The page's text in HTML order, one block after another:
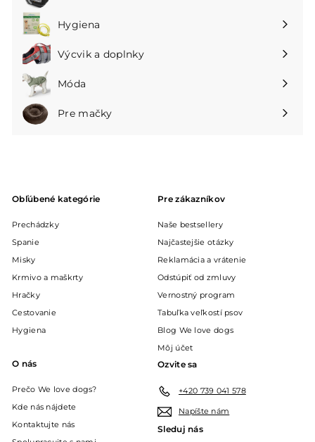
podmenu
Hygiena
Rozbaliť
podmenu
Výcvik a doplnky
Rozbaliť
podmenu
Móda
Rozbaliť
podmenu
Pre mačky
Rozbaliť
Obľúbené kategórie
Prechádzky
Spanie
Misky
Krmivo a maškrty
Hračky
Cestovanie
Hygiena
Pre zákazníkov
Naše bestsellery
Najčastejšie otázky
Reklamácia a vrátenie
Odstúpiť od zmluvy
Vernostný program
Tabuľka veľkostí psov
Blog We love dogs
Môj účet
O nás
Prečo We love dogs?
Kde nás nájdete
Kontaktujte nás
Ozvite sa
+420 739 041 578
Napíšte nám
Sleduj nás